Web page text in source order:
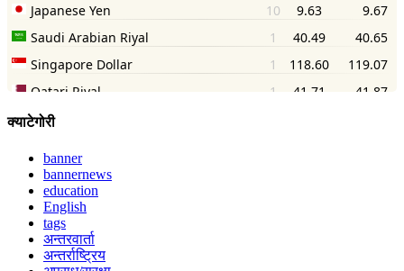
क्याटेगोरी
banner
bannernews
education
English
tags
अन्तरवार्ता
अन्तर्राष्ट्रिय